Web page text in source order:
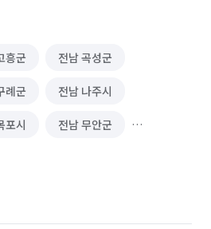
흥군 전남 곡성군
례군 전남 나주시
포시 전남 무안군
성군 전남 장흥군